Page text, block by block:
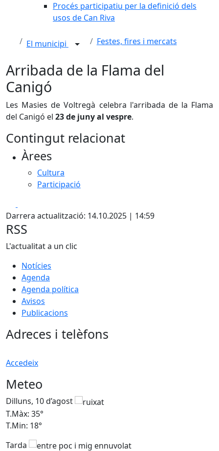
Procés participatiu per la definició dels
usos de Can Riva
El municipi Festes, fires i mercats
Arribada de la Flama del
Canigó
Les Masies de Voltregà celebra l'arribada de la Flama
del Canigó el 23 de juny al vespre.
Contingut relacionat
Àrees
Cultura
Participació
Darrera actualització: 14.10.2025 | 14:59
RSS
L'actualitat a un clic
Notícies
Agenda
Agenda política
Avisos
Publicacions
Adreces i telèfons
Accedeix
Meteo
Dilluns, 10 d’agost
T.Màx: 35°
T.Min: 18°
Tarda